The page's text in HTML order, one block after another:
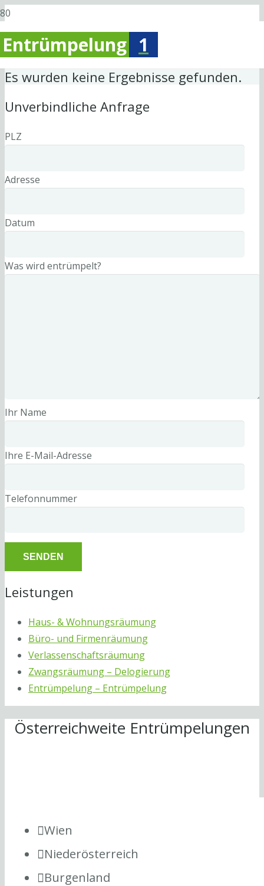
Entrümpelung 1
Es wurden keine Ergebnisse gefunden.
Unverbindliche Anfrage
PLZ
Adresse
Datum
Was wird entrümpelt?
Ihr Name
Ihre E-Mail-Adresse
Telefonnummer
Leistungen
Haus- & Wohnungsräumung
Büro- und Firmenräumung
Verlassenschaftsräumung
Zwangsräumung – Delogierung
Entrümpelung – Entrümpelung
Österreichweite Entrümpelungen
Wien
Niederösterreich
Burgenland